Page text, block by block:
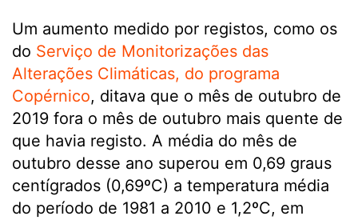
Um aumento medido por registos, como os
do Serviço de Monitorizações das
Alterações Climáticas, do programa
Copérnico, ditava que o mês de outubro de
2019 fora o mês de outubro mais quente de
que havia registo. A média do mês de
outubro desse ano superou em 0,69 graus
centígrados (0,69ºC) a temperatura média
do período de 1981 a 2010 e 1,2ºC, em